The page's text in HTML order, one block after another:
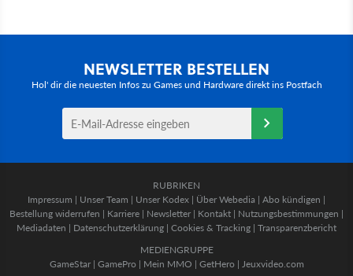
NEWSLETTER BESTELLEN
Hol' dir die neuesten Infos zu Games und Hardware direkt ins Postfach
RUBRIKEN
Impressum | Unser Team | Unser Kodex | Über Webedia | Abo kündigen |
Bestellung widerrufen | Karriere | Newsletter | Kontakt | Nutzungsbestimmungen |
Mediadaten | Datenschutzerklärung | Cookies & Tracking | Transparenzbericht
MEDIENGRUPPE
GameStar| GamePro | Mein MMO | GetHero | Jeuxvideo.com